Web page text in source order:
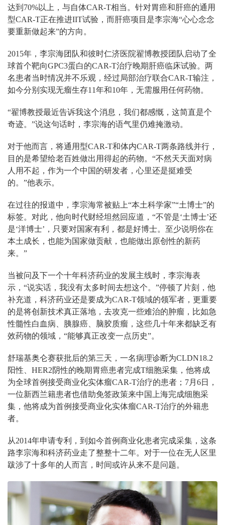
达到70%以上，与自体CAR-T相当。针对胃癌和肝癌的通用
型CAR-T正在推进IIT试验，而肝癌项目是李宗海“心心念念
要重新做起来”的方向。
2015年，李宗海团队和彼时仁济医院翟博教授团队启动了全
球首个靶向GPC3蛋白的CAR-T治疗晚期肝癌临床试验。两
名患者当时情况并不乐观，经过局部治疗联合CAR-T输注，
如今分别实现无瘤生存11年和10年，无需服用任何药物。
“翟博教授最近告诉我这个消息，我们都感慨，这简直是个
奇迹。”说这句话时，李宗海的语气里仍难掩激动。
对于他而言，将通用型CAR-T和体内CAR-T两条路线并行，
目的是希望给老百姓做出用得起的药物。“不然天天面对病
人用不起，作为一个中国的研发者，心里还是挺难受
的。”他表示。
在过往的报道中，李宗海常被贴上“本土科学家”“土博士”的
标签。对此，他向时代财经坦然回应道，“不管是‘土博士’还
是‘洋博士’，只要对国家有利，都是好博士。至少说明你在
本土成长，也能为国家做贡献，也能做出原创性的新药
来。”
当被问及下一个十年科济药业的发展主线时，李宗海表
示，“说实话，我没有太多时间去想这个。”停顿了片刻，他
补充道，科济药业还是要成为CAR-T领域的领军者，更重要
的是将创新技术真正落地，去攻克一些难治的肿瘤，比如急
性髓性白血病、胰腺癌、脑胶质瘤，这些几十年来都缺乏有
效药物的领域，“能够真正改变一点历史”。
舒瑞基奥仑赛获批后的第三天，一名病理诊断为CLDN18.2
阳性、HER2阴性的晚期胃癌患者完成T细胞采集，他将成
为全球首例接受商业化实体瘤CAR-T治疗的患者；7月6日，
一位新西兰籍患者也借助免签政策来中国上海完成细胞采
集，他将成为首例接受商业化实体瘤CAR-T治疗的外籍患
者。
从2014年申请专利，到如今首例商业化患者完成采集，这条
路李宗海和科济药业走了整整十二年。对于一位在无人区里
跋涉了十多年的人而言，时间或许从来不是问题。